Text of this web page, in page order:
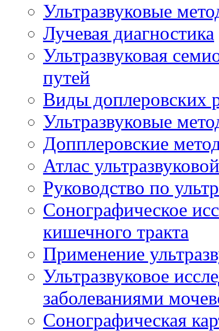
Ультразвуковые
Лучевая диагностика
Ультразвуковая
путей
Виды доплеровских
Ультразвуковые
Допплеровские
Атлас
Руководство по
Сонографическое
кишечного тракта
Применение
Ультразвуковое
заболеваниями
Сонографическая